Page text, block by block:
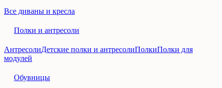
Все диваны и кресла
Полки и антресоли
АнтресолиДетские полки и антресолиПолкиПолки для
модулей
Обувницы